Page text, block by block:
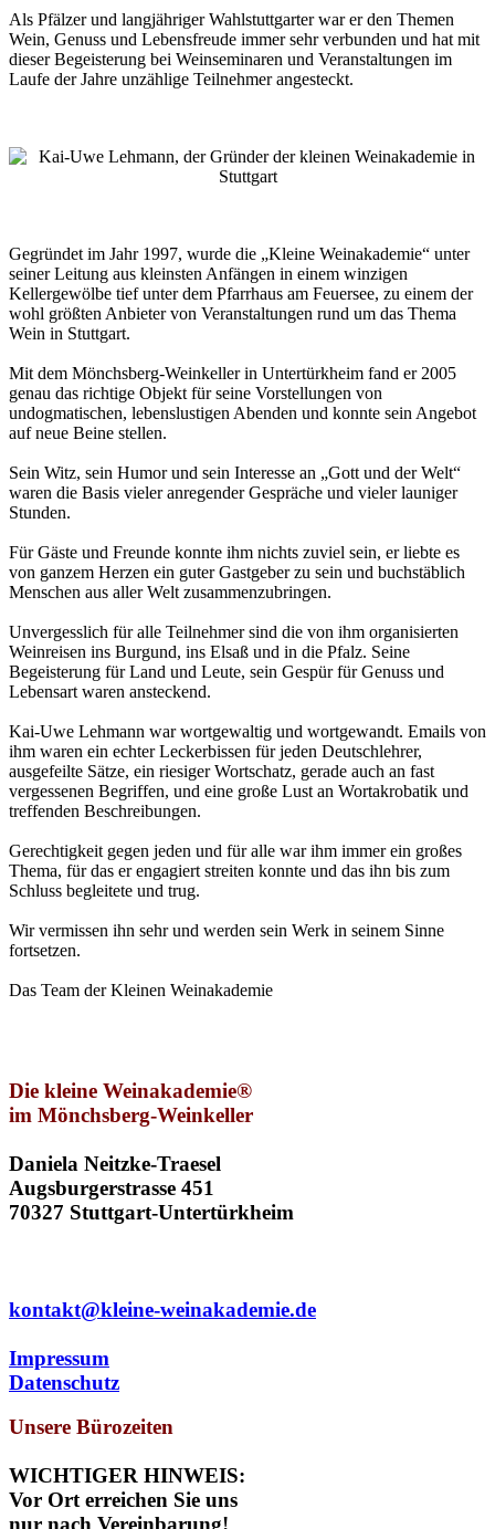
Als Pfälzer und langjähriger Wahlstuttgarter war er den Themen
Wein, Genuss und Lebensfreude immer sehr verbunden und hat mit
dieser Begeisterung bei Weinseminaren und Veranstaltungen im
Laufe der Jahre unzählige Teilnehmer angesteckt.
Gegründet im Jahr 1997, wurde die „Kleine Weinakademie“ unter
seiner Leitung aus kleinsten Anfängen in einem winzigen
Kellergewölbe tief unter dem Pfarrhaus am Feuersee, zu einem der
wohl größten Anbieter von Veranstaltungen rund um das Thema
Wein in Stuttgart.
Mit dem Mönchsberg-Weinkeller in Untertürkheim fand er 2005
genau das richtige Objekt für seine Vorstellungen von
undogmatischen, lebenslustigen Abenden und konnte sein Angebot
auf neue Beine stellen.
Sein Witz, sein Humor und sein Interesse an „Gott und der Welt“
waren die Basis vieler anregender Gespräche und vieler launiger
Stunden.
Für Gäste und Freunde konnte ihm nichts zuviel sein, er liebte es
von ganzem Herzen ein guter Gastgeber zu sein und buchstäblich
Menschen aus aller Welt zusammenzubringen.
Unvergesslich für alle Teilnehmer sind die von ihm organisierten
Weinreisen ins Burgund, ins Elsaß und in die Pfalz. Seine
Begeisterung für Land und Leute, sein Gespür für Genuss und
Lebensart waren ansteckend.
Kai-Uwe Lehmann war wortgewaltig und wortgewandt. Emails von
ihm waren ein echter Leckerbissen für jeden Deutschlehrer,
ausgefeilte Sätze, ein riesiger Wortschatz, gerade auch an fast
vergessenen Begriffen, und eine große Lust an Wortakrobatik und
treffenden Beschreibungen.
Gerechtigkeit gegen jeden und für alle war ihm immer ein großes
Thema, für das er engagiert streiten konnte und das ihn bis zum
Schluss begleitete und trug.
Wir vermissen ihn sehr und werden sein Werk in seinem Sinne
fortsetzen.
Das Team der Kleinen Weinakademie
Die kleine Weinakademie®
im Mönchsberg-Weinkeller
Daniela Neitzke-Traesel
Augsburgerstrasse 451
70327 Stuttgart-Untertürkheim
kontakt@kleine-weinakademie.de
Impressum
Datenschutz
Unsere Bürozeiten
WICHTIGER HINWEIS:
Vor Ort erreichen Sie uns